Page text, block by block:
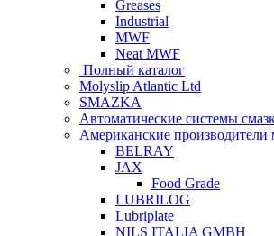
Greases
Industrial
MWF
Neat MWF
Полный каталог
Molyslip Atlantic Ltd
SMAZKA
Автоматические системы
Американские производители
BELRAY
JAX
Food Grade
LUBRILOG
Lubriplate
NILS ITALIA GMBH